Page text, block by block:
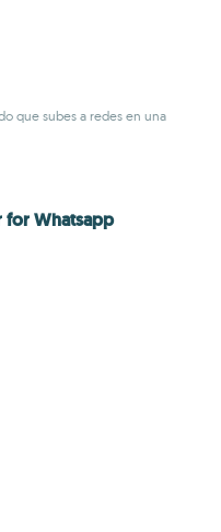
que subes a redes en una
for Whatsapp